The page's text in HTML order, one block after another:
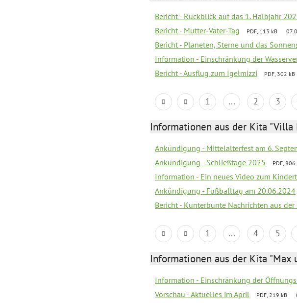
Bericht - Rückblick auf das 1. Halbjahr
Bericht - Mutter-Vater-Tag PDF, 113 kB
Bericht - Planeten, Sterne und das
Information - Einschränkung der
Bericht - Ausflug zum Igelmizzi
PDF, 302 kB
1 ... 2 3
Informationen aus der Kita "Villa
Ankündigung - Mittelalterfest am 6.
Ankündigung - Schließtage 2025 PDF, 806
Information - Ein neues Video zum
Ankündigung - Fußballtag am 20.06.2024
Bericht - Kunterbunte Nachrichten aus der
1 ... 4 5
Informationen aus der Kita "Max
Information - Einschränkung der
Vorschau - Aktuelles im April PDF, 219 kB